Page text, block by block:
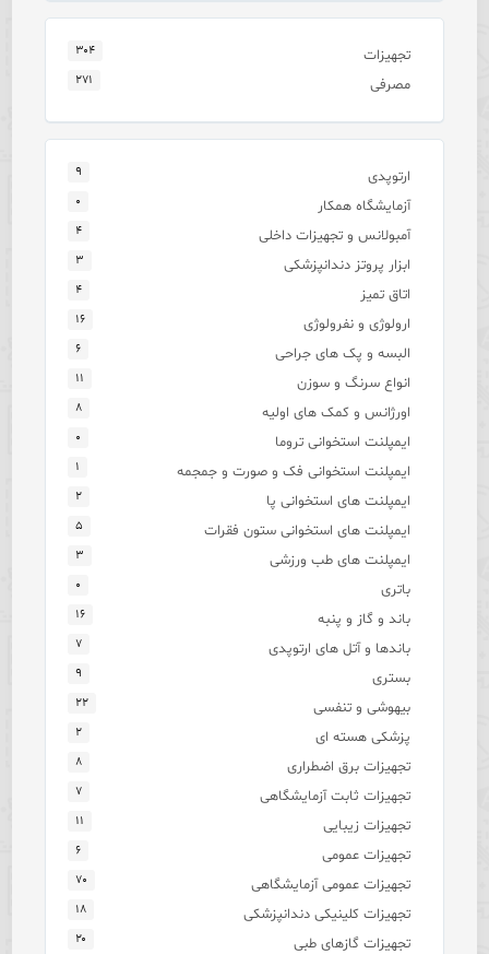
تجهیزات ۳۰۴
مصرفی ۲۷۱
ارتوپدی ۹
آزمایشگاه همکار ۰
آمبولانس و تجهیزات داخلی ۴
ابزار پروتز دندانپزشکی ۳
اتاق تمیز ۴
ارولوژی و نفرولوژی ۱۶
البسه و پک های جراحی ۶
انواع سرنگ و سوزن ۱۱
اورژانس و کمک های اولیه ۸
ایمپلنت استخوانی تروما ۰
ایمپلنت استخوانی فک و صورت و جمجمه ۱
ایمپلنت های استخوانی پا ۲
ایمپلنت های استخوانی ستون فقرات ۵
ایمپلنت های طب ورزشی ۳
باتری ۰
باند و گاز و پنبه ۱۶
باندها و آتل های ارتوپدی ۷
بستری ۹
بیهوشی و تنفسی ۲۲
پزشکی هسته ای ۲
تجهیزات برق اضطراری ۸
تجهیزات ثابت آزمایشگاهی ۷
تجهیزات زیبایی ۱۱
تجهیزات عمومی ۶
تجهیزات عمومی آزمایشگاهی ۷۰
تجهیزات کلینیکی دندانپزشکی ۱۸
تجهیزات گازهای طبی ۲۰